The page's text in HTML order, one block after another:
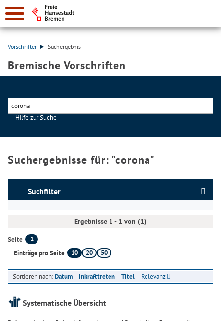
Vorschriften Suchergebnis
Bremische Vorschriften
Hilfe zur Suche
Suchergebnisse für: "corona"
Suchfilter
Ergebnisse 1 - 1 von (1)
Seite
1
Einträge pro Seite
10 20 50
Sortieren nach:Datum Inkrafttreten Titel Relevanz
Systematische Übersicht